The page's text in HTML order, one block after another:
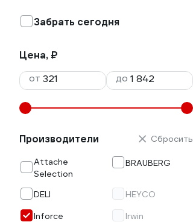
Забрать сегодня
Цена, ₽
от
до
Производители
Attache
Selection
BRAUBERG
DELI
HEYCO
Inforce
Irwin
Сбросить